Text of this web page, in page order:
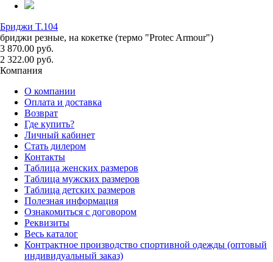
Бриджи T.104
бриджи резные, на кокетке (термо "Protec Armour")
3 870.00 руб.
2 322.00 руб.
Компания
О компании
Оплата и доставка
Возврат
Где купить?
Личный кабинет
Стать дилером
Контакты
Таблица женских размеров
Таблица мужских размеров
Таблица детских размеров
Полезная информация
Ознакомиться с договором
Реквизиты
Весь каталог
Контрактное производство спортивной одежды (оптовый
индивидуальный заказ)